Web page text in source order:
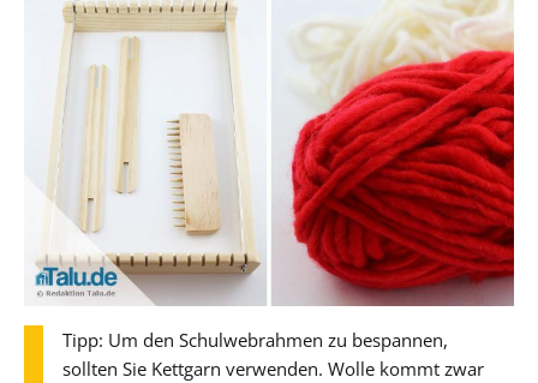
Tipp: Um den Schulwebrahmen zu bespannen,
sollten Sie Kettgarn verwenden. Wolle kommt zwar